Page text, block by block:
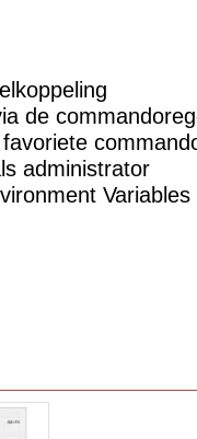
de
administrator
Variables